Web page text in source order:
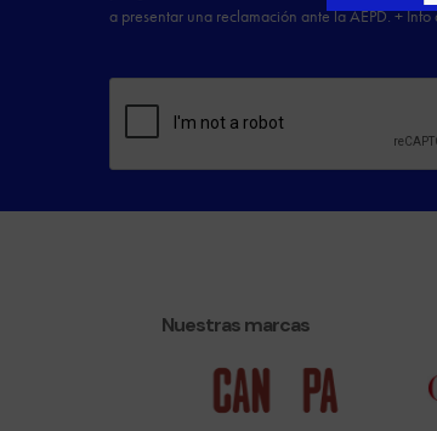
Nuestras marcas